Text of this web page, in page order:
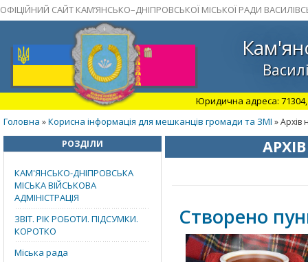
ОФІЦІЙНИЙ САЙТ КАМ’ЯНСЬКО–ДНІПРОВСЬКОЇ МІСЬКОЇ РАДИ
Юридична адреса: 71304,
Головна »Корисна інформація для мешканців громади та ЗМІ » Архів
РОЗДІЛИ
КАМ'ЯНСЬКО-ДНІПРОВСЬКА
МІСЬКА ВІЙСЬКОВА
АДМІНІСТРАЦІЯ
ЗВІТ. РІК РОБОТИ. ПІДСУМКИ.
КОРОТКО
Міська рада
Cтворено